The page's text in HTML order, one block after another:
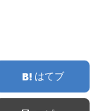
はてブ